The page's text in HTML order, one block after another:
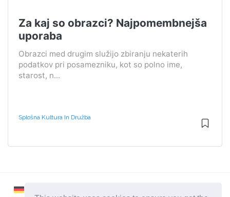
Za kaj so obrazci? Najpomembnejša
uporaba
Obrazci med drugim služijo zbiranju nekaterih
podatkov pri posamezniku, kot so polno ime,
starost, n...
Splošna Kultura In Družba